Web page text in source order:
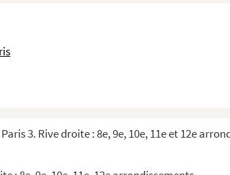
3. Rive droite : 8e, 9e, 10e, 11e et 12e